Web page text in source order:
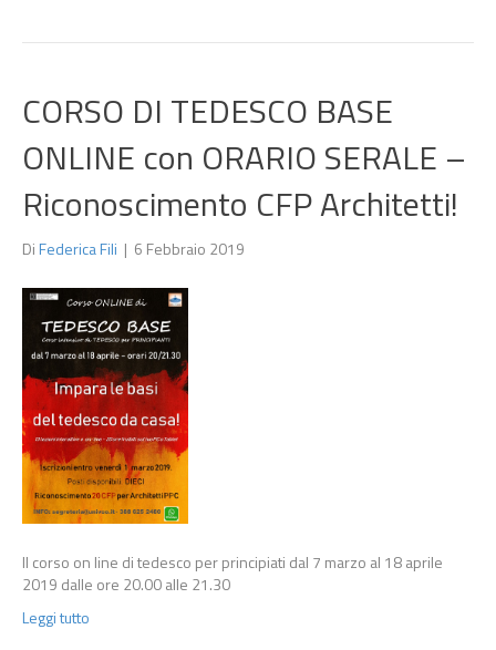
CORSO DI TEDESCO BASE
ONLINE con ORARIO SERALE –
Riconoscimento CFP Architetti!
DiFederica Fili | 6 Febbraio 2019
Il corso on line di tedesco per principiati dal 7 marzo al 18 aprile
2019 dalle ore 20.00 alle 21.30
Leggi tutto